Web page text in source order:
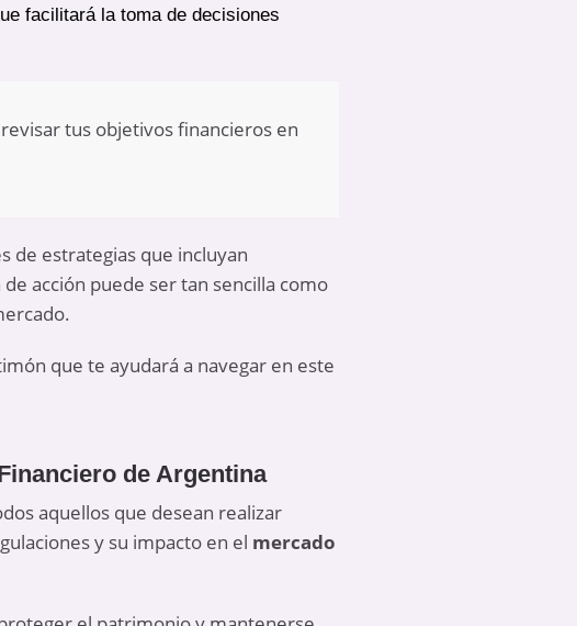
facilitará la toma de decisiones
tus objetivos financieros en
de estrategias que incluyan
acción puede ser tan sencilla como
que te ayudará a navegar en este
de Argentina
aquellos que desean realizar
y su impacto en el mercado